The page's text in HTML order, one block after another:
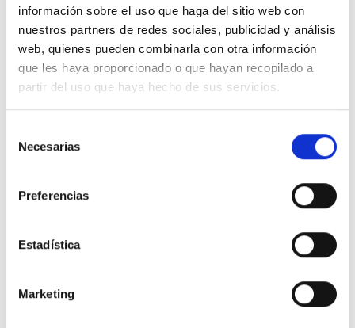
información sobre el uso que haga del sitio web con
nuestros partners de redes sociales, publicidad y análisis
web, quienes pueden combinarla con otra información
que les haya proporcionado o que hayan recopilado a
partir del uso que haya hecho de sus servicios.
Necesarias
Preferencias
Estadística
Marketing
Tu dirección de correo electrónico no será publicada. Los campos
obligatorios están marcados con*